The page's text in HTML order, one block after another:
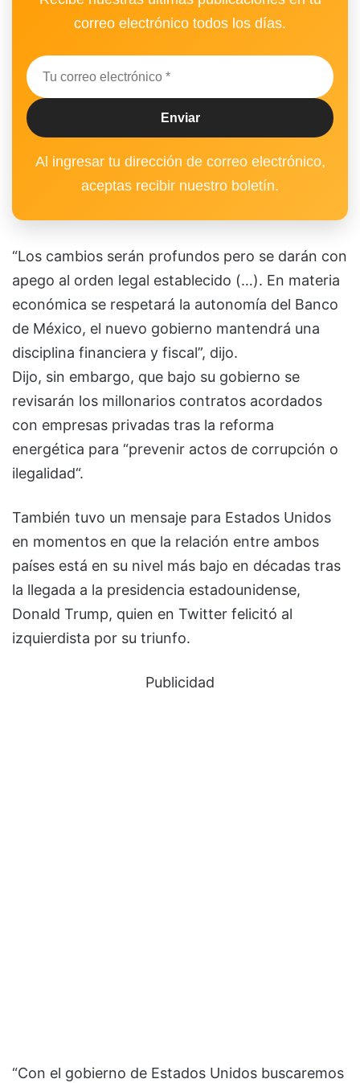
correo electrónico todos los días.
Al ingresar tu dirección de correo electrónico,
aceptas recibir nuestro boletín.
“Los cambios serán profundos pero se darán con
apego al orden legal establecido (…). En materia
económica se respetará la autonomía del Banco
de México, el nuevo gobierno mantendrá una
disciplina financiera y fiscal”, dijo.
Dijo, sin embargo, que bajo su gobierno se
revisarán los millonarios contratos acordados
con empresas privadas tras la reforma
energética para “prevenir actos de corrupción o
ilegalidad“.
También tuvo un mensaje para Estados Unidos
en momentos en que la relación entre ambos
países está en su nivel más bajo en décadas tras
la llegada a la presidencia estadounidense,
Donald Trump, quien en Twitter felicitó al
izquierdista por su triunfo.
Publicidad
“Con el gobierno de Estados Unidos buscaremos